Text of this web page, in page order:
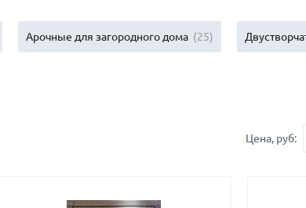
С кнокером(94) Двустворчатые
Арочные для загородного дома (25)
Цена, руб: